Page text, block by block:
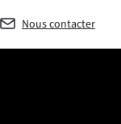
Nous contacter